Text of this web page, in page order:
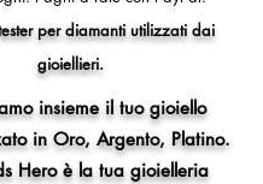
anello 17,8 mm)
dito 57mm,
anello 18,1 mm)
dito 58mm,
anello 18,5 mm)
dito 59mm,
per diamanti utilizzati dai
gioiellieri.
insieme il tuo gioiello
in Oro, Argento, Platino.
Hero è la tua gioielleria